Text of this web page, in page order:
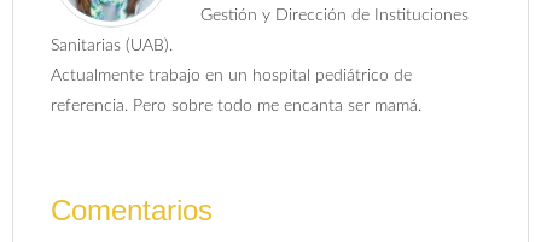
Gestión y Dirección de Instituciones
Sanitarias (UAB).
Actualmente trabajo en un hospital pediátrico de
referencia. Pero sobre todo me encanta ser mamá.
Comentarios